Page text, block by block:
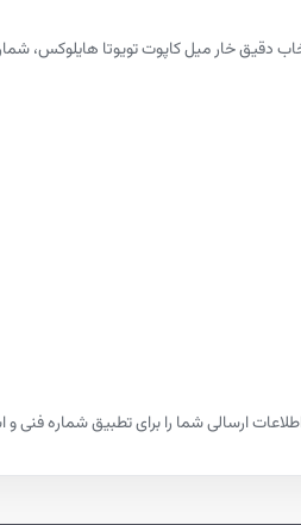
دقیق خار میل کاپوت تویوتا
شما را برای تطبیق شماره فنی و